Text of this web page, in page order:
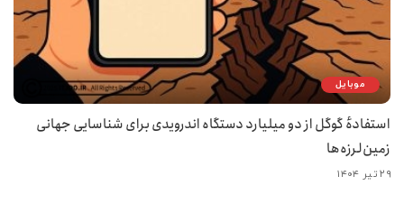
موبایل
استفادهٔ گوگل از دو میلیارد دستگاه اندرویدی برای شناسایی جهانی
زمین‌لرزه‌ها
۲۹ تیر ۱۴۰۴